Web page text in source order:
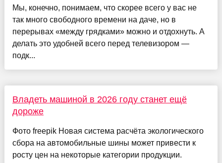
Мы, конечно, понимаем, что скорее всего у вас не
так много свободного времени на даче, но в
перерывах «между грядками» можно и отдохнуть. А
делать это удобней всего перед телевизором —
подк...
Владеть машиной в 2026 году станет ещё
дороже
Фото freepik Новая система расчёта экологического
сбора на автомобильные шины может привести к
росту цен на некоторые категории продукции.